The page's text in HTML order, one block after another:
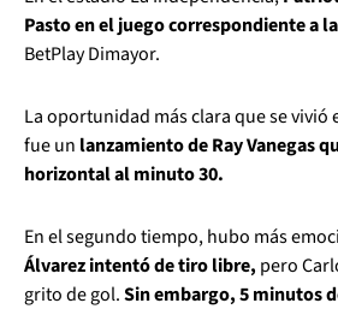
Pasto en el juego correspondiente a
BetPlay Dimayor.
La oportunidad más clara que se vivió
fue un lanzamiento de Ray Vanegas
horizontal al minuto 30.
En el segundo tiempo, hubo más
Álvarez intentó de tiro libre, pero
grito de gol.Sin embargo, 5 minutos